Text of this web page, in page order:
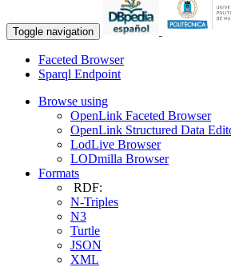
Toggle navigation
Faceted Browser
Sparql Endpoint
Browse using
OpenLink Faceted Browser
OpenLink Structured Data
LodLive Browser
LODmilla Browser
Formats
RDF:
N-Triples
N3
Turtle
JSON
XML